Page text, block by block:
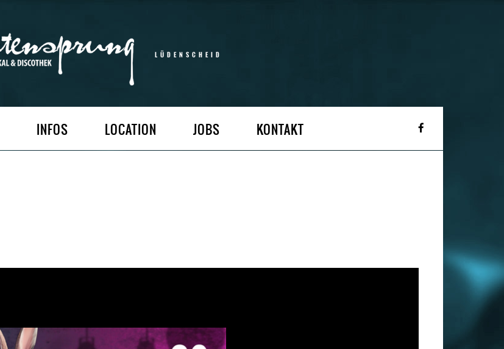
LÜDENSCHEID
INFOS LOCATION JOBS KONTAKT